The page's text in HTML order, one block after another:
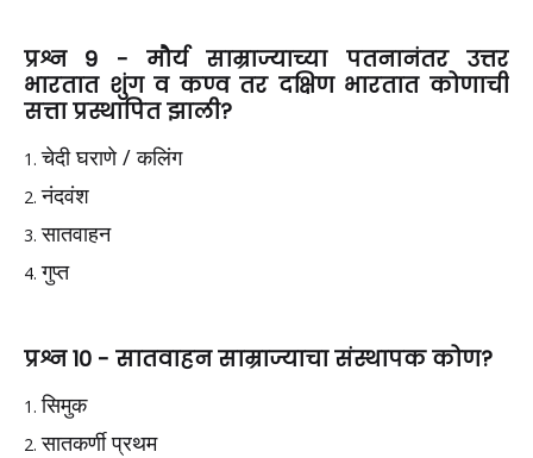
प्रश्न 9 - मौर्य साम्राज्याच्या पतनानंतर उत्तर
भारतात शुंग व कण्व तर दक्षिण भारतात कोणाची
सत्ता प्रस्थापित झाली?
चेदी घराणे / कलिंग
नंदवंश
सातवाहन
गुप्त
प्रश्न 10 - सातवाहन साम्राज्याचा संस्थापक कोण?
सिमुक
सातकर्णी प्रथम